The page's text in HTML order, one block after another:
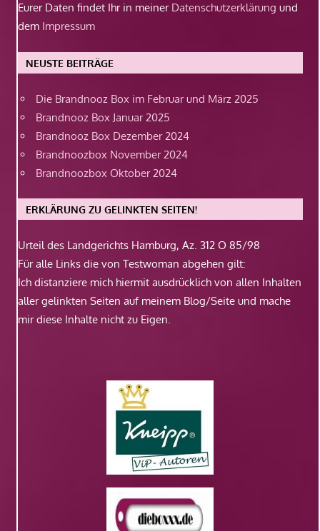
Eurer Daten findet Ihr in meiner Datenschutzerklärung und
dem Impressum
NEUSTE BEITRÄGE
Die Brandnooz Box im Februar und März 2025
Brandnooz Box Januar 2025
Brandnooz Box Dezember 2024
Brandnoozbox November 2024
Brandnoozbox Oktober 2024
ERKLÄRUNG ZU GELINKTEN SEITEN!
Urteil des Landgerichts Hamburg, Az. 312 O 85/98
Für alle Links die von Testwoman abgehen gilt:
Ich distanziere mich hiermit ausdrücklich von allen Inhalten
aller gelinkten Seiten auf meinem Blog/Seite und mache
mir diese Inhalte nicht zu Eigen.